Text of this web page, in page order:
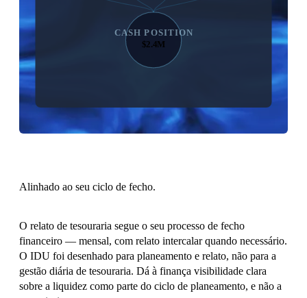
CASH POSITION
$2.4M
Alinhado ao seu ciclo de fecho.
O relato de tesouraria segue o seu processo de fecho
financeiro — mensal, com relato intercalar quando necessário.
O IDU foi desenhado para planeamento e relato, não para a
gestão diária de tesouraria. Dá à finança visibilidade clara
sobre a liquidez como parte do ciclo de planeamento, e não a